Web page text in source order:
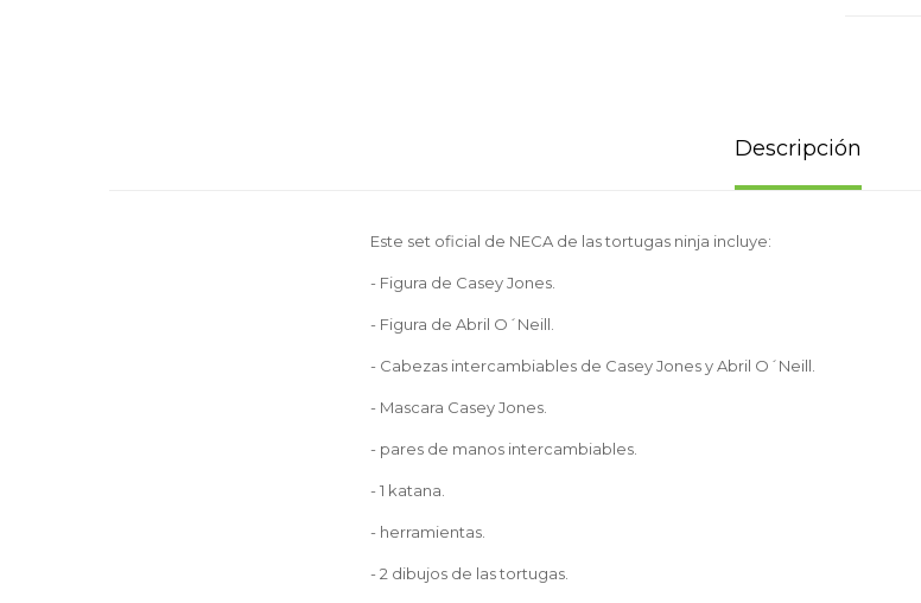
Descripción
Este set oficial de NECA de las tortugas ninja incluye:
- Figura de Casey Jones.
- Figura de Abril O´Neill.
- Cabezas intercambiables de Casey Jones y Abril O´Neill.
- Mascara Casey Jones.
- pares de manos intercambiables.
- 1 katana.
- herramientas.
- 2 dibujos de las tortugas.